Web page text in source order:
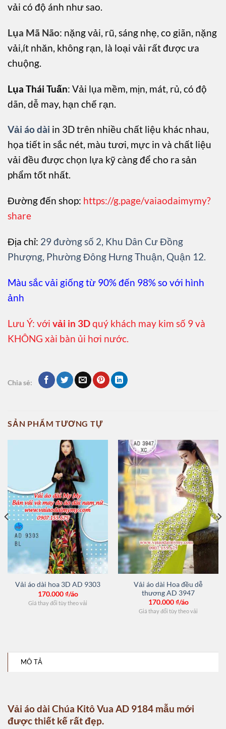
vải có độ ánh như sao.
Lụa Mã Não: nặng vải, rũ, sáng nhẹ, co giãn, nặng
vải,ít nhăn, không rạn, là loại vải rất được ưa
chuộng.
Lụa Thái Tuấn: Vải lụa mềm, mịn, mát, rủ, có độ
dãn, dễ may, hạn chế rạn.
Vải áo dài in 3D trên nhiều chất liệu khác nhau,
họa tiết in sắc nét, màu tươi, mực in và chất liệu
vải đều được chọn lựa kỹ càng để cho ra sản
phẩm tốt nhất.
Đường đến shop: https://g.page/vaiaodaimymy?
share
Địa chỉ: 29 đường số 2, Khu Dân Cư Đồng
Phượng, Phường Đông Hưng Thuận, Quận 12.
Màu sắc vải giống từ 90% đến 98% so với hình
ảnh
Lưu Ý: với vải in 3Dquý khách may kim số 9 và
KHÔNG xài bàn ủi hơi nước.
Chia sẻ:
SẢN PHẨM TƯƠNG TỰ
Vải áo dài hoa 3D AD 9303
170.000₫/áo
Giá thay đổi tùy theo vải
Vải áo dài Hoa đều dễ
thương AD 3947
170.000₫/áo
Giá thay đổi tùy theo vải
MÔ TẢ
Vải áo dài Chúa Kitô Vua AD 9184 mẫu mới
được thiết kế rất đẹp.